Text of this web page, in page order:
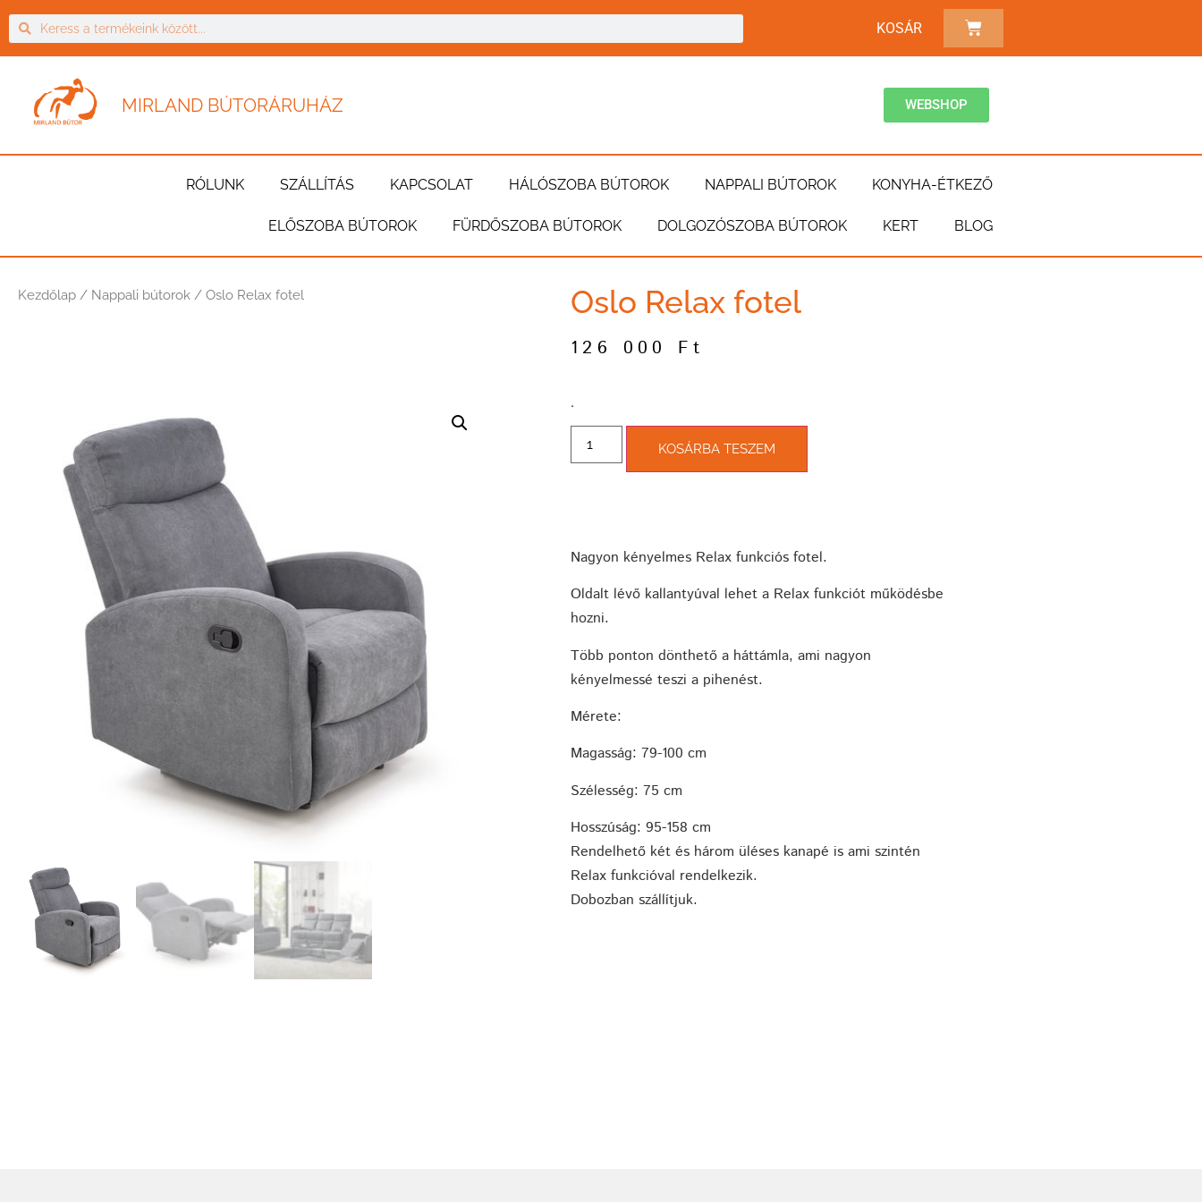
KOSÁR
MIRLAND BÚTORÁRUHÁZ WEBSHOP
RÓLUNK SZÁLLÍTÁS KAPCSOLAT HÁLÓSZOBA BÚTOROK NAPPALI BÚTOROK KONYHA-ÉTKEZŐ
ELŐSZOBA BÚTOROK FÜRDŐSZOBA BÚTOROK DOLGOZÓSZOBA BÚTOROK KERT BLOG
Kezdőlap / Nappali bútorok / Oslo Relax fotel Oslo Relax fotel
126 000 Ft
­.
KOSÁRBA TESZEM
Nagyon kényelmes Relax funkciós fotel.
Oldalt lévő kallantyúval lehet a Relax funkciót működésbe
hozni.
Több ponton dönthető a háttámla, ami nagyon
kényelmessé teszi a pihenést.
Mérete:
Magasság: 79-100 cm
Szélesség: 75 cm
Hosszúság: 95-158 cm
Rendelhető két és három üléses kanapé is ami szintén
Relax funkcióval rendelkezik.
Dobozban szállítjuk.